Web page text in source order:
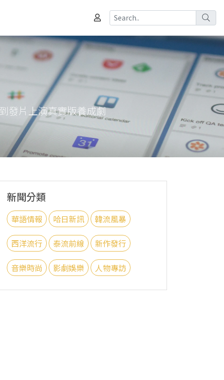
發片上演真實版養成劇
新聞分類
華語情報 哈日新訊 韓流風暴
西洋流行 泰流前線 新作發行
音樂時尚 影劇娛樂 人物專訪